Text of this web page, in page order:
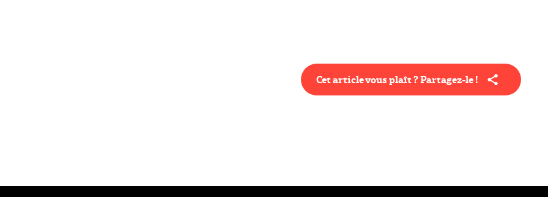
Cet article vous plaît ? Partagez-le !